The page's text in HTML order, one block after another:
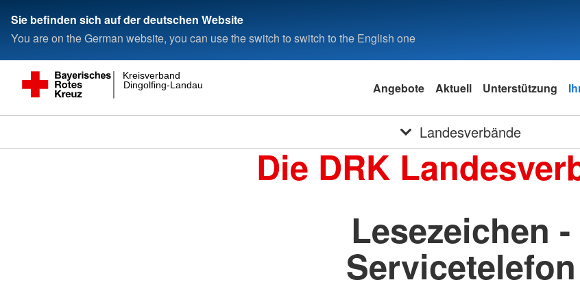
Sie befinden sich auf der deutschen Website
You are on the German website, you can use the switch to switch to the English one
Dingolfing-Landau
Kreisverband
Angebote Aktuell Unterstützung
Landesverbände
Die DRK
Lesezeichen -
Servicetelefon